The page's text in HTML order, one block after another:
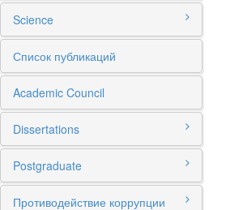
Science
Список публикаций
Academic Council
Dissertations
Postgraduate
Противодействие коррупции